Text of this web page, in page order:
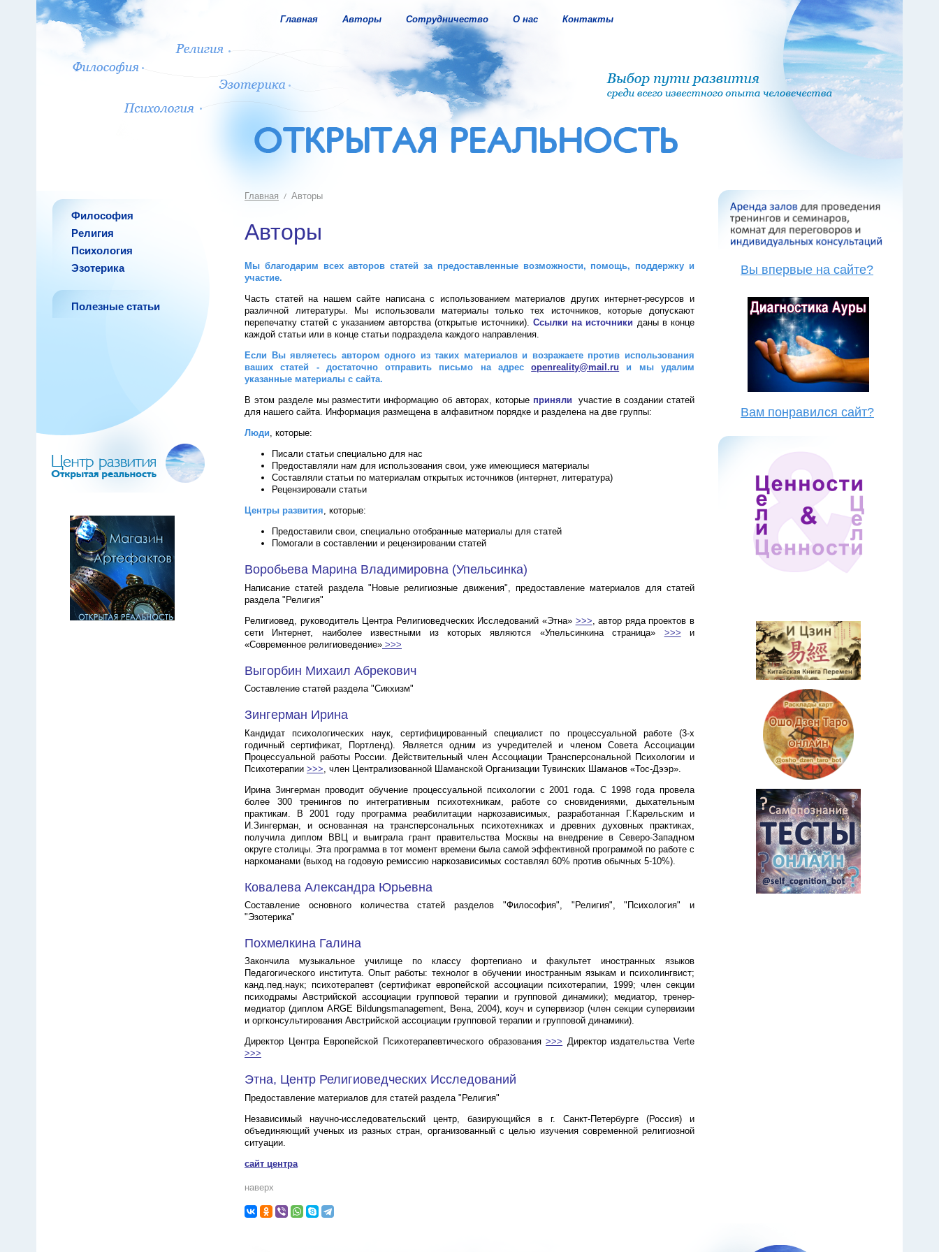
Главная Авторы Сотрудничество О нас Контакты
Философия
Религия
Психология
Эзотерика
Полезные статьи
Вы впервые на сайте?
Вам понравился сайт?
Главная Авторы
Авторы
Мы благодарим всех авторов статей за предоставленные возможности, помощь, поддержку и
участие.
Часть статей на нашем сайте написана с использованием материалов других интернет-ресурсов и
различной литературы. Мы использовали материалы только тех источников, которые допускают
перепечатку статей с указанием авторства (открытые источники). Ссылки на источники даны в конце
каждой статьи или в конце статьи подраздела каждого направления.
Если Вы являетесь автором одного из таких материалов и возражаете против использования
ваших статей - достаточно отправить письмо на адресopenreality@mail.ru и мы удалим
указанные материалы с сайта.
В этом разделе мы разместити информацию об авторах, которые принялиучастие в создании статей
для нашего сайта. Информация размещена в алфавитном порядке и разделена на две группы:
Люди, которые:
Писали статьи специально для нас
Предоставляли нам для использования свои, уже имеющиеся материалы
Составляли статьи по материалам открытых источников (интернет, литература)
Рецензировали статьи
Центры развития, которые:
Предоставили свои, специально отобранные материалы для статей
Помогали в составлении и рецензировании статей
Воробьева Марина Владимировна (Упельсинка)
Написание статей раздела "Новые религиозные движения", предоставление материалов для статей
раздела "Религия"
Религиовед, руководитель Центра Религиоведческих Исследований «Этна» >>> , автор ряда проектов в
сети Интернет, наиболее известными из которых являются «Упельсинкина страница» >>> и
«Современное религиоведение» >>>
Выгорбин Михаил Абрекович
Составление статей раздела "Сикхизм"
Зингерман Ирина
Кандидат психологических наук, сертифицированный специалист по процессуальной работе (3-х
годичный сертификат, Портленд). Является одним из учредителей и членом Совета Ассоциации
Процессуальной работы России. Действительный член Ассоциации Трансперсональной Психологии и
Психотерапии >>> , член Централизованной Шаманской Организации Тувинских Шаманов «Тос-Дээр».
Ирина Зингерман проводит обучение процессуальной психологии с 2001 года. С 1998 года провела
более 300 тренингов по интегративным психотехникам, работе со сновидениями, дыхательным
практикам. В 2001 году программа реабилитации наркозависимых, разработанная Г.Карельским и
И.Зингерман, и основанная на трансперсональных психотехниках и древних духовных практиках,
получила диплом ВВЦ и выиграла грант правительства Москвы на внедрение в Северо-Западном
округе столицы. Эта программа в тот момент времени была самой эффективной программой по работе с
наркоманами (выход на годовую ремиссию наркозависимых составлял 60% против обычных 5-10%).
Ковалева Александра Юрьевна
Составление основного количества статей разделов "Философия", "Религия", "Психология" и
"Эзотерика"
Похмелкина Галина
Закончила музыкальное училище по классу фортепиано и факультет иностранных языков
Педагогического института. Опыт работы: технолог в обучении иностранным языкам и психолингвист;
канд.пед.наук; психотерапевт (сертификат европейской ассоциации психотерапии, 1999; член секции
психодрамы Австрийской ассоциации групповой терапии и групповой динамики); медиатор, тренер-
медиатор (диплом ARGE Bildungsmanagement, Вена, 2004), коуч и супервизор (член секции супервизии
и оргконсультирования Австрийской ассоциации групповой терапии и групповой динамики).
Директор Центра Европейской Психотерапевтического образования>>> Директор издательства Verte
>>>
Этна, Центр Религиоведческих Исследований
Предоставление материалов для статей раздела "Религия"
Независимый научно-исследовательский центр, базирующийся в г. Санкт-Петербурге (Россия) и
объединяющий ученых из разных стран, организованный с целью изучения современной религиозной
ситуации.
сайт центра
наверх